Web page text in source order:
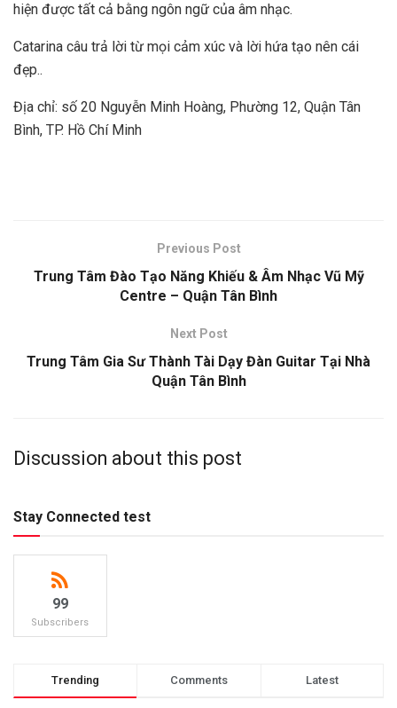
hiện được tất cả bằng ngôn ngữ của âm nhạc.
Catarina câu trả lời từ mọi cảm xúc và lời hứa tạo nên cái
đẹp..
Địa chỉ: số 20 Nguyễn Minh Hoàng, Phường 12, Quận Tân
Bình, TP. Hồ Chí Minh
Previous Post
Trung Tâm Đào Tạo Năng Khiếu & Âm Nhạc Vũ Mỹ
Centre – Quận Tân Bình
Next Post
Trung Tâm Gia Sư Thành Tài Dạy Đàn Guitar Tại Nhà
Quận Tân Bình
Discussion about this post
Stay Connected test
99
Subscribers
Trending Comments Latest